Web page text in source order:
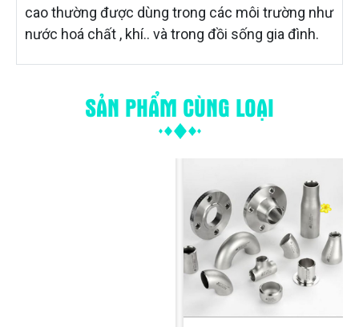
cao thường được dùng trong các môi trường như
nước hoá chất , khí.. và trong đồi sống gia đình.
SẢN PHẨM CÙNG LOẠI